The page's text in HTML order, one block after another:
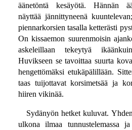
äänetöntä kesäyötä. Hännän
näyttää jännittyneenä
piennarkorsien tasalla ketterästi
On kissaemon suurenmoisin
askeleillaan tekeytyä
Huvikseen se tavoittaa suurta
hengettömäksi etukäpälillään.
taas tuijottavat korsimetsää ja
hiiren vikinää.
Sydänyön hetket kuluvat.
ulkona ilmaa tunnustelemassa